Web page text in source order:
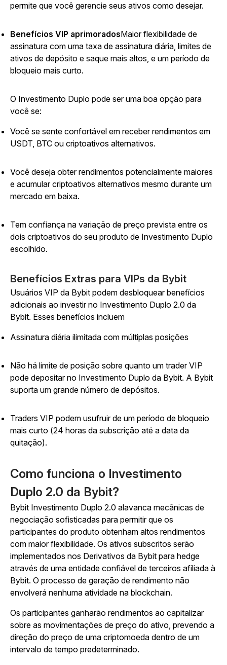
permite que você gerencie seus ativos como desejar.
Benefícios VIP aprimoradosMaior flexibilidade de
assinatura com uma taxa de assinatura diária, limites de
ativos de depósito e saque mais altos, e um período de
bloqueio mais curto.
O Investimento Duplo pode ser uma boa opção para
você se:
Você se sente confortável em receber rendimentos em
USDT, BTC ou criptoativos alternativos.
Você deseja obter rendimentos potencialmente maiores
e acumular criptoativos alternativos mesmo durante um
mercado em baixa.
Tem confiança na variação de preço prevista entre os
dois criptoativos do seu produto de Investimento Duplo
escolhido.
Benefícios Extras para VIPs da Bybit
Usuários VIP da Bybit podem desbloquear benefícios
adicionais ao investir no Investimento Duplo 2.0 da
Bybit. Esses benefícios incluem
Assinatura diária ilimitada com múltiplas posições
Não há limite de posição sobre quanto um trader VIP
pode depositar no Investimento Duplo da Bybit. A Bybit
suporta um grande número de depósitos.
Traders VIP podem usufruir de um período de bloqueio
mais curto (24 horas da subscrição até a data da
quitação).
Como funciona o Investimento
Duplo 2.0 da Bybit?
Bybit Investimento Duplo 2.0 alavanca mecânicas de
negociação sofisticadas para permitir que os
participantes do produto obtenham altos rendimentos
com maior flexibilidade. Os ativos subscritos serão
implementados nos Derivativos da Bybit para hedge
através de uma entidade confiável de terceiros afiliada à
Bybit. O processo de geração de rendimento não
envolverá nenhuma atividade na blockchain.
Os participantes ganharão rendimentos ao capitalizar
sobre as movimentações de preço do ativo, prevendo a
direção do preço de uma criptomoeda dentro de um
intervalo de tempo predeterminado.